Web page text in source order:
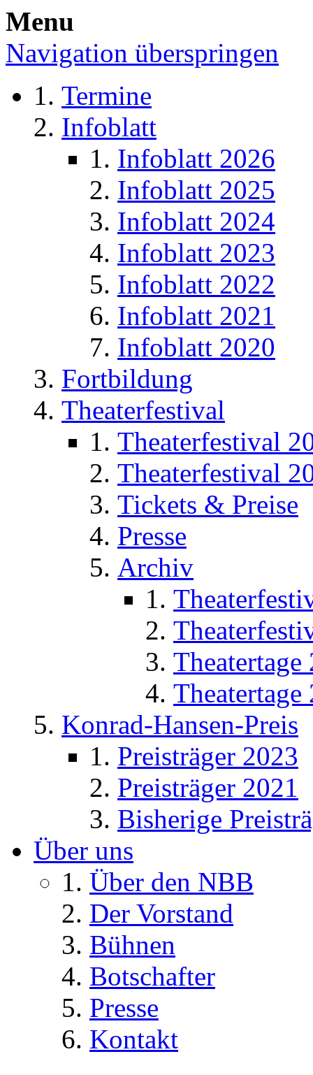
Menu
Navigation überspringen
Termine
Infoblatt
Infoblatt 2026
Infoblatt 2025
Infoblatt 2024
Infoblatt 2023
Infoblatt 2022
Infoblatt 2021
Infoblatt 2020
Fortbildung
Theaterfestival
Theaterfestival
Theaterfestival
Tickets & Preise
Presse
Archiv
Theatertage
Theatertage
Konrad-Hansen-Preis
Preisträger 2023
Preisträger 2021
Bisherige
Über uns
Über den NBB
Der Vorstand
Bühnen
Botschafter
Presse
Kontakt